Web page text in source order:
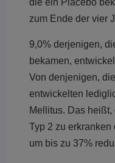
die ein Placebo
zum Ende der vier
9,0% derjenigen,
bekamen,
Von denjenigen,
entwickelten
Mellitus. Das
Typ 2 zu
um bis zu 37%